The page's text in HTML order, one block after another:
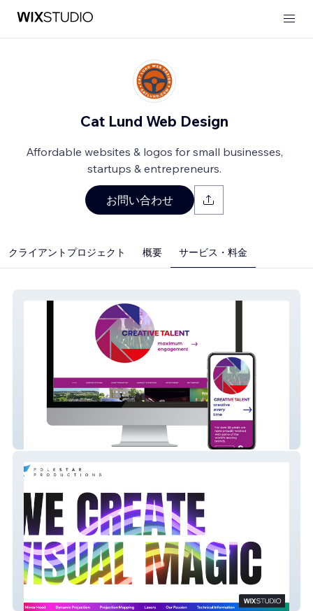
Cat Lund Web Design
Affordable websites & logos for small businesses,
startups & entrepreneurs.
お問い合わせ
クライアントプロジェクト 概要 サービス・料金
Polestar Productions